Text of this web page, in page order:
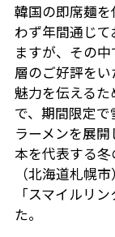
韓国の即席麺
わず年間通じ
ますが、その
層のご好評を
魅力を伝えるた
で、期間限定
ラーメンを展
本を代表する冬
（北海道札幌
「スマイルリ
た。